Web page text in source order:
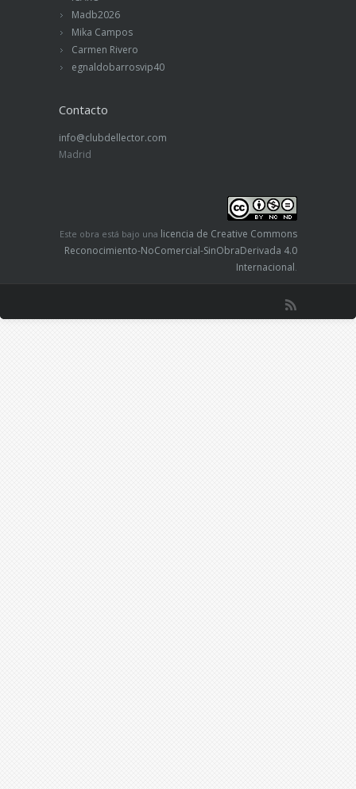
Madb2026
Mika Campos
Carmen Rivero
egnaldobarrosvip40
Contacto
info@clubdellector.com
Madrid
Este obra está bajo una licencia de Creative Commons
Reconocimiento-NoComercial-SinObraDerivada 4.0
Internacional